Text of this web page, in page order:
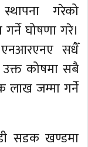
गरेको
घोषणा गरे।
सधैँ
उक्त कोषमा सबै
जम्मा गर्ने
सडक खण्डमा